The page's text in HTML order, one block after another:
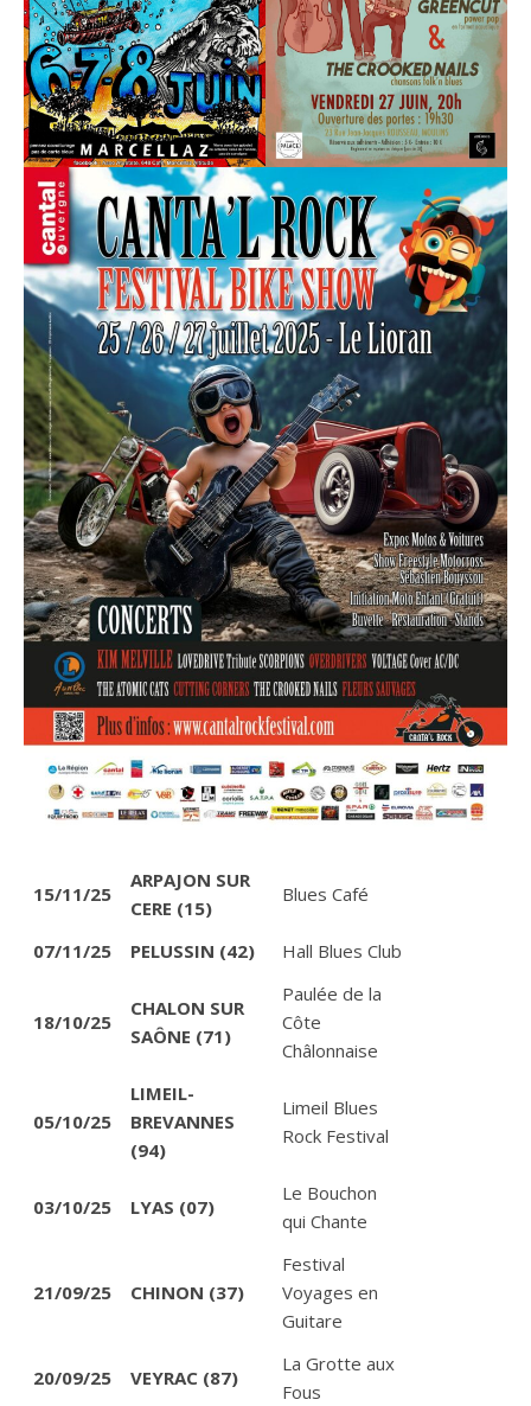
15/11/25
ARPAJON SUR
CERE (15)
Blues Café
07/11/25 PELUSSIN (42) Hall Blues Club
18/10/25
CHALON SUR
SAÔNE (71)
Paulée de la
Côte
Châlonnaise
05/10/25
LIMEIL-
BREVANNES
(94)
Limeil Blues
Rock Festival
03/10/25 LYAS (07)
Le Bouchon
qui Chante
21/09/25 CHINON (37)
Festival
Voyages en
Guitare
20/09/25 VEYRAC (87)
La Grotte aux
Fous